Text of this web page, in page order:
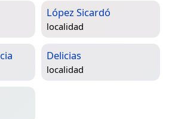
López Sicardó
localidad
Delicias
localidad